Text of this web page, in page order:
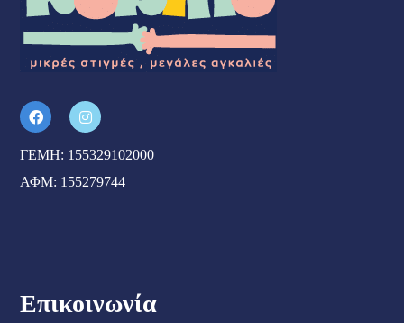
ΓΕΜΗ: 155329102000
ΑΦΜ: 155279744
Επικοινωνία